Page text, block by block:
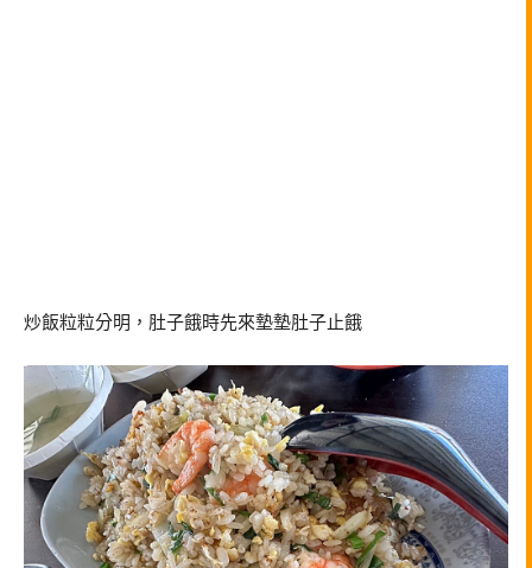
炒飯粒粒分明，肚子餓時先來墊墊肚子止餓